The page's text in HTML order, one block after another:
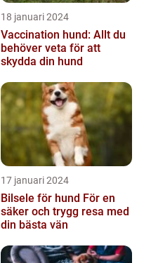
18 januari 2024
Vaccination hund: Allt du
behöver veta för att
skydda din hund
17 januari 2024
Bilsele för hund För en
säker och trygg resa med
din bästa vän